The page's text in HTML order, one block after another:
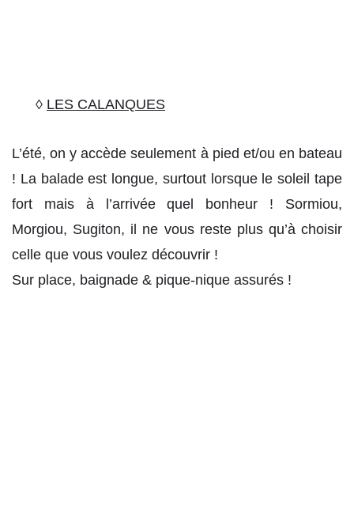
◊ LES CALANQUES
L’été, on y accède seulement à pied et/ou en bateau
! La balade est longue, surtout lorsque le soleil tape
fort mais à l’arrivée quel bonheur ! Sormiou,
Morgiou, Sugiton, il ne vous reste plus qu’à choisir
celle que vous voulez découvrir !
Sur place, baignade & pique-nique assurés !